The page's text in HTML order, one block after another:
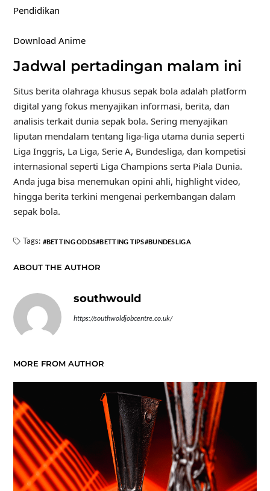
Pendidikan
Download Anime
Jadwal pertadingan malam ini
Situs berita olahraga khusus sepak bola adalah platform
digital yang fokus menyajikan informasi, berita, dan
analisis terkait dunia sepak bola. Sering menyajikan
liputan mendalam tentang liga-liga utama dunia seperti
Liga Inggris, La Liga, Serie A, Bundesliga, dan kompetisi
internasional seperti Liga Champions serta Piala Dunia.
Anda juga bisa menemukan opini ahli, highlight video,
hingga berita terkini mengenai perkembangan dalam
sepak bola.
Tags: BETTING ODDS BETTING TIPS BUNDESLIGA
ABOUT THE AUTHOR
southwould
https://southwoldjobcentre.co.uk/
MORE FROM AUTHOR